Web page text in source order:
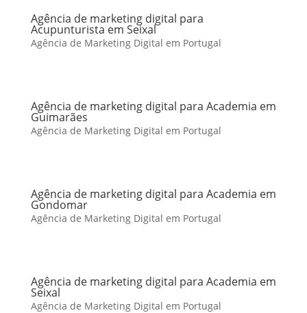
Agência de marketing digital para
Acupunturista em Seixal
Agência de Marketing Digital em Portugal
Agência de marketing digital para Academia em
Guimarães
Agência de Marketing Digital em Portugal
Agência de marketing digital para Academia em
Gondomar
Agência de Marketing Digital em Portugal
Agência de marketing digital para Academia em
Seixal
Agência de Marketing Digital em Portugal